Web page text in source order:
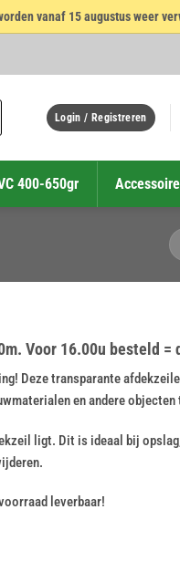
vanaf 15 augustus weer
Login / Registreren
400-650gr
Voor 16.00u besteld
Deze transparante
en andere
ligt. Dit is ideaal bij
leverbaar!